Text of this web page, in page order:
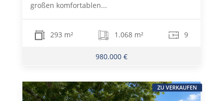
großen komfortablen...
293 m² 1.068 m² 9
980.000 €
ZU VERKAUFEN